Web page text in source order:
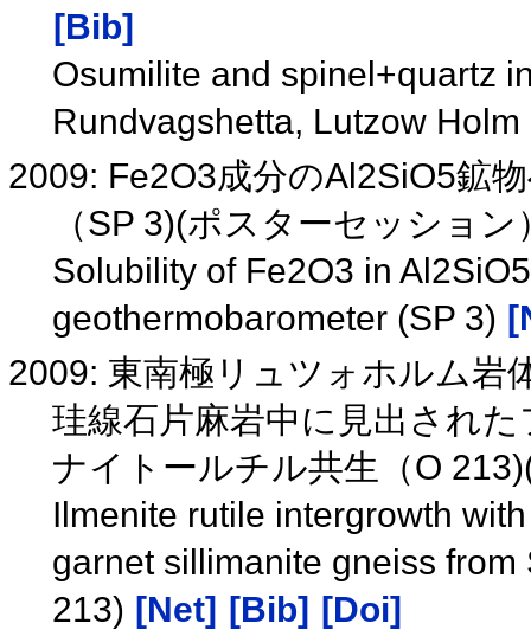
[Bib]
Osumilite and spinel+quartz
Rundvagshetta, Lutzow
2009: Fe2O3成分のAl2SiO5鉱
（SP 3)(ポスターセッショ
Solubility of Fe2O3 in
geothermobarometer (SP 3)
2009: 東南極リュツォホルム岩
珪線石片麻岩中に見出され
ナイトールチル共生（O
Ilmenite rutile intergrowth
garnet sillimanite gneiss
213) [Net] [Bib] [Doi]